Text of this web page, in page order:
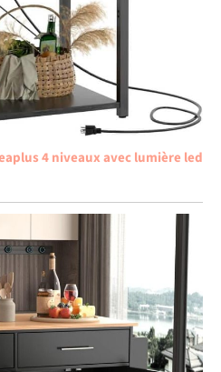
4 niveaux avec lumière led